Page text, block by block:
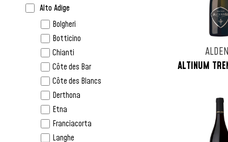
Guadalupa
Guatemala
Haiti
India
Inghilterra
Irlanda
Italia
Jamaica
Alto Adige
Friuli Venezia Giulia
Liguria
Toscana
Emilia
Romagna
Marche
Umbria
Lazio
Abruzzo
Bolgheri
Botticino
Chianti
Côte des Bar
Côte des Blancs
Derthona
Etna
Franciacorta
Langhe
ALTINUM